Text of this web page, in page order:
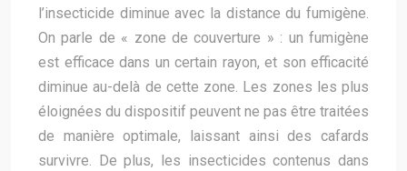
l’insecticide diminue avec la distance du fumigène.
On parle de « zone de couverture » : un fumigène
est efficace dans un certain rayon, et son efficacité
diminue au-delà de cette zone. Les zones les plus
éloignées du dispositif peuvent ne pas être traitées
de manière optimale, laissant ainsi des cafards
survivre. De plus, les insecticides contenus dans